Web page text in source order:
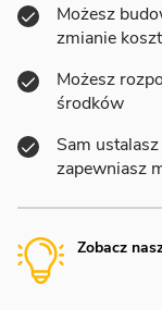
Możesz
zmianie
Możesz
środków
Sam
zapewniasz
Zobacz